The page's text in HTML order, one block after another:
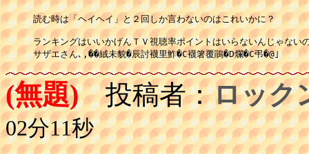
読む時は「ヘイヘイ」と２回しか言わないのはこれいかに？
ランキングはいいかげんＴＶ視聴率ポイントはいらないんじゃない
サザエさん､,��絨未貌�辰討襪里鮓�C襪箸覆鵑�D爛�C弔�@｣
(無題)投稿者：ロック
02分11秒